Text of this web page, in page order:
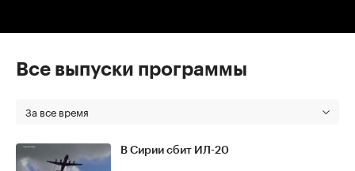
Все выпуски программы
За все время
В Сирии сбит ИЛ-20